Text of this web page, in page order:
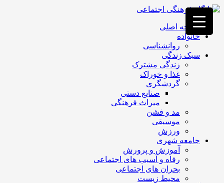
فصد
خون
غرب
تهران
خشکشویی
تصفیه
تهران
صفحه اصلی
خانواده
روانشناسی
سبک زندگی
زندگی مشترک
غذا و خوراک
گردشگری
صنایع دستی
میراث فرهنگی
مد و فشن
موسیقی
ورزش
جامعه شهری
آموزش و پرورش
رفاه و آسیب های اجتماعی
بحران های اجتماعی
محیط زیست